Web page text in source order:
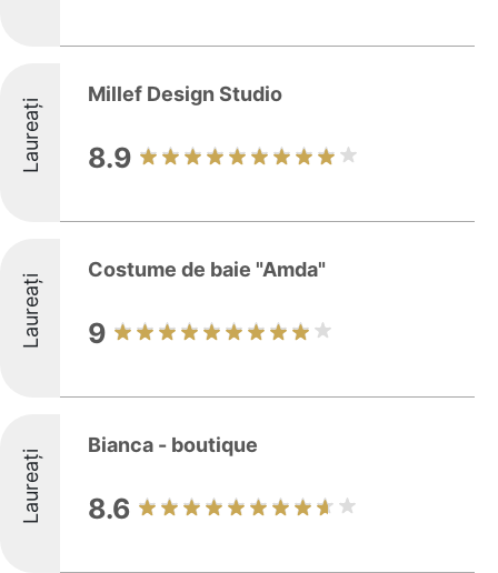
Laureați
Millef Design Studio
8.9
Laureați
Costume de baie "Amda"
9
Laureați
Bianca - boutique
8.6